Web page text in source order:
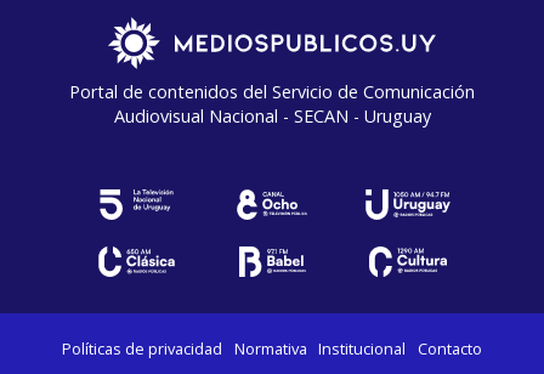
Portal de contenidos del Servicio de Comunicación
Audiovisual Nacional - SECAN - Uruguay
Políticas de privacidad Normativa Institucional Contacto